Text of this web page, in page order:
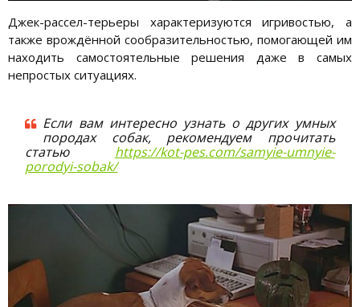
Джек-рассел-терьеры характеризуются игривостью, а
также врождённой сообразительностью, помогающей им
находить самостоятельные решения даже в самых
непростых ситуациях.
Если вам интересно узнать о других умных
породах собак, рекомендуем прочитать
статью https://kot-pes.com/samyie-umnyie-
porodyi-sobak/